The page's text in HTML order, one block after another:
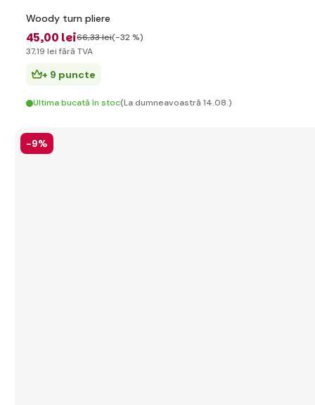
Woody turn pliere
45,00 lei66,33 lei(-32 %)
37,19 lei fără TVA
+ 9 puncte
Ultima bucată în stoc(La dumneavoastră 14.08.)
-9%